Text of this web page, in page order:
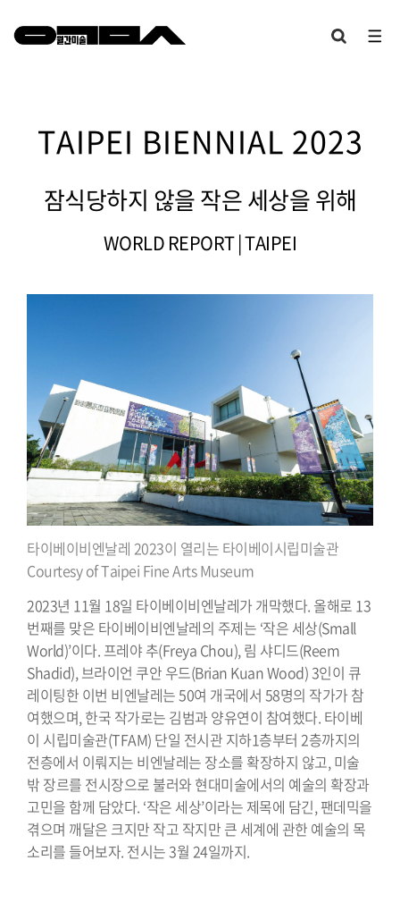
TAIPEI BIENNIAL 2023
잠식당하지 않을 작은 세상을 위해
WORLD REPORT | TAIPEI
타이베이비엔날레 2023이 열리는 타이베이시립미술관
Courtesy of Taipei Fine Arts Museum
2023년 11월 18일 타이베이비엔날레가 개막했다. 올해로 13
번째를 맞은 타이베이비엔날레의 주제는 ‘작은 세상(Small
World)’이다. 프레야 추(Freya Chou), 림 샤디드(Reem
Shadid), 브라이언 쿠안 우드(Brian Kuan Wood) 3인이 큐
레이팅한 이번 비엔날레는 50여 개국에서 58명의 작가가 참
여했으며, 한국 작가로는 김범과 양유연이 참여했다. 타이베
이 시립미술관(TFAM) 단일 전시관 지하1층부터 2층까지의
전층에서 이뤄지는 비엔날레는 장소를 확장하지 않고, 미술
밖 장르를 전시장으로 불러와 현대미술에서의 예술의 확장과
고민을 함께 담았다. ‘작은 세상’이라는 제목에 담긴, 팬데믹을
겪으며 깨달은 크지만 작고 작지만 큰 세계에 관한 예술의 목
소리를 들어보자. 전시는 3월 24일까지.